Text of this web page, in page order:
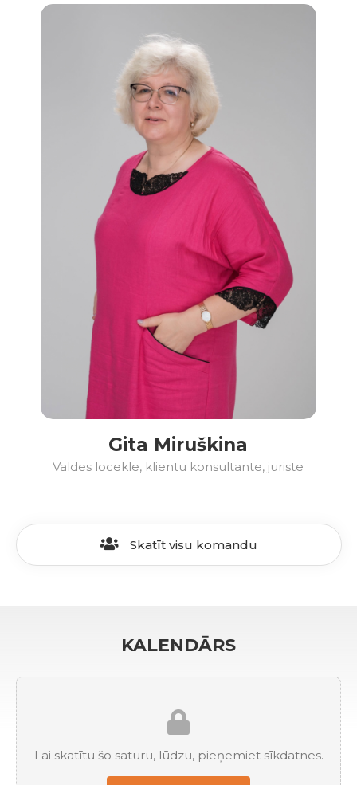
Gita Miruškina
Valdes locekle, klientu konsultante, juriste
Skatīt visu komandu
KALENDĀRS
Lai skatītu šo saturu, lūdzu, pieņemiet sīkdatnes.